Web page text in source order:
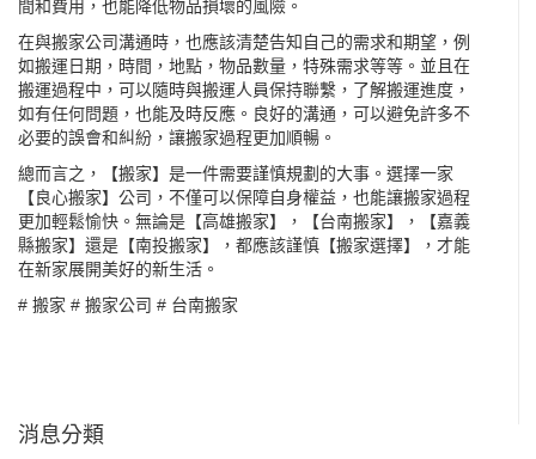
間和費用，也能降低物品損壞的風險。
在與搬家公司溝通時，也應該清楚告知自己的需求和期望，例
如搬運日期，時間，地點，物品數量，特殊需求等等。並且在
搬運過程中，可以隨時與搬運人員保持聯繫，了解搬運進度，
如有任何問題，也能及時反應。良好的溝通，可以避免許多不
必要的誤會和糾紛，讓搬家過程更加順暢。
總而言之，【搬家】是一件需要謹慎規劃的大事。選擇一家
【良心搬家】公司，不僅可以保障自身權益，也能讓搬家過程
更加輕鬆愉快。無論是【高雄搬家】，【台南搬家】，【嘉義
縣搬家】還是【南投搬家】，都應該謹慎【搬家選擇】，才能
在新家展開美好的新生活。
# 搬家 # 搬家公司 # 台南搬家
消息分類